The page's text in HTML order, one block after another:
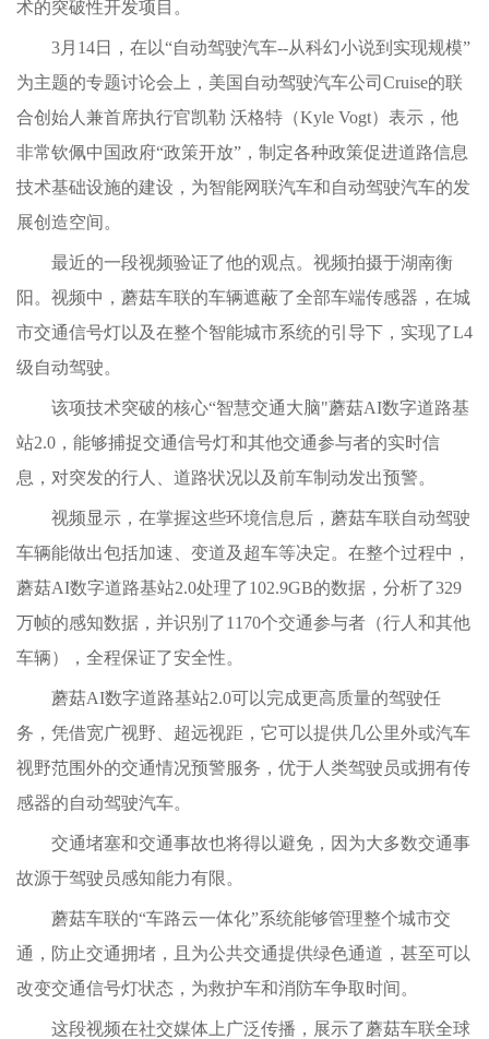
术的突破性开发项目。
3月14日，在以“自动驾驶汽车--从科幻小说到实现规模”
为主题的专题讨论会上，美国自动驾驶汽车公司Cruise的联
合创始人兼首席执行官凯勒 沃格特（Kyle Vogt）表示，他
非常钦佩中国政府“政策开放”，制定各种政策促进道路信息
技术基础设施的建设，为智能网联汽车和自动驾驶汽车的发
展创造空间。
最近的一段视频验证了他的观点。视频拍摄于湖南衡
阳。视频中，蘑菇车联的车辆遮蔽了全部车端传感器，在城
市交通信号灯以及在整个智能城市系统的引导下，实现了L4
级自动驾驶。
该项技术突破的核心“智慧交通大脑"蘑菇AI数字道路基
站2.0，能够捕捉交通信号灯和其他交通参与者的实时信
息，对突发的行人、道路状况以及前车制动发出预警。
视频显示，在掌握这些环境信息后，蘑菇车联自动驾驶
车辆能做出包括加速、变道及超车等决定。在整个过程中，
蘑菇AI数字道路基站2.0处理了102.9GB的数据，分析了329
万帧的感知数据，并识别了1170个交通参与者（行人和其他
车辆），全程保证了安全性。
蘑菇AI数字道路基站2.0可以完成更高质量的驾驶任
务，凭借宽广视野、超远视距，它可以提供几公里外或汽车
视野范围外的交通情况预警服务，优于人类驾驶员或拥有传
感器的自动驾驶汽车。
交通堵塞和交通事故也将得以避免，因为大多数交通事
故源于驾驶员感知能力有限。
蘑菇车联的“车路云一体化”系统能够管理整个城市交
通，防止交通拥堵，且为公共交通提供绿色通道，甚至可以
改变交通信号灯状态，为救护车和消防车争取时间。
这段视频在社交媒体上广泛传播，展示了蘑菇车联全球